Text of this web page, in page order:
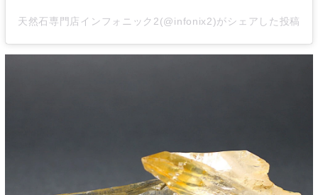
天然石専門店インフォニック2(@infonix2)がシェアした投稿